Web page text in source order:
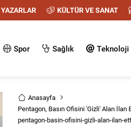
YAZARLAR KÜLTÜR VE SANAT
Spor Sağlık Teknoloji
Anasayfa
Pentagon, Basın Ofisini 'Gizli' Alan İlan
pentagon-basin-ofisini-gizli-alan-ilan-